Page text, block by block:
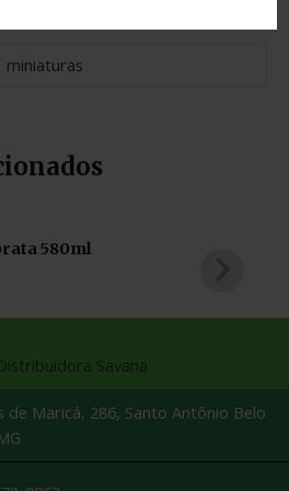
miniaturas
580ml
de Maricá, 286, Santo Antônio Belo